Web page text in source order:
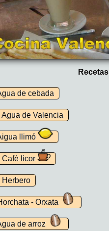
Recetas
de cebada
Agua de Valencia
llimó
Café licor
Herbero
- Orxata
de arroz